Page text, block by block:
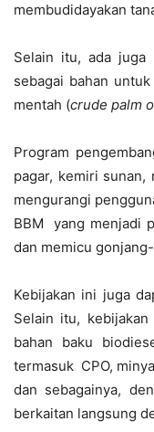
membudidayakan
Selain itu, ada juga
sebagai bahan
mentah (crude palm
Program
pagar, kemiri
mengurangi
BBM yang menjadi
dan memicu
Kebijakan ini juga
Selain itu,
bahan baku
termasuk CPO,
dan sebagainya,
berkaitan langsung